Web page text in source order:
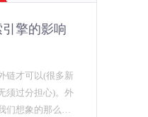
擎的影响
链才可以(很多新
须过分担心)。外
们想象的那么